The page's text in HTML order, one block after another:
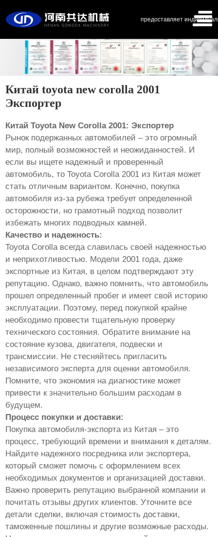
предоставляет
Китай toyota new corolla 2001
Экспортер
Китай Toyota New Corolla 2001: Экспортер
Рынок подержанных автомобилей – это огромный
мир, полный возможностей и неожиданностей. И
если вы ищете надежный и проверенный
автомобиль, то Toyota Corolla 2001 из Китая может
стать отличным вариантом. Конечно, покупка
автомобиля из-за рубежа требует определенной
осторожности, но грамотный подход позволит
избежать многих подводных камней.
Качество и надежность:
Toyota Corolla всегда славилась своей надежностью
и неприхотливостью. Модели 2001 года, даже
экспортные из Китая, в целом подтверждают эту
репутацию. Однако, важно помнить, что автомобиль
прошел определенный пробег и имеет свой историю
эксплуатации. Поэтому, перед покупкой крайне
необходимо провести тщательную проверку
технического состояния. Обратите внимание на
состояние кузова, двигателя, подвески и
трансмиссии. Не стесняйтесь пригласить
независимого эксперта для оценки автомобиля.
Помните, что экономия на диагностике может
привести к значительно большим расходам в
будущем.
Процесс покупки и доставки:
Покупка автомобиля-экспорта из Китая – это
процесс, требующий времени и внимания к деталям.
Найдите надежного посредника или экспортера,
который сможет помочь с оформлением всех
необходимых документов и организацией доставки.
Важно проверить репутацию выбранной компании и
почитать отзывы других клиентов. Уточните все
детали сделки, включая стоимость доставки,
таможенные пошлины и другие возможные расходы.